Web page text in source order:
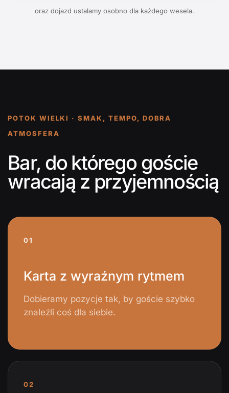
oraz dojazd ustalamy osobno dla każdego wesela.
POTOK WIELKI · SMAK, TEMPO, DOBRA
ATMOSFERA
Bar, do którego goście
wracają z przyjemnością
01
Karta z wyraźnym rytmem
Dobieramy pozycje tak, by goście szybko
znaleźli coś dla siebie.
02